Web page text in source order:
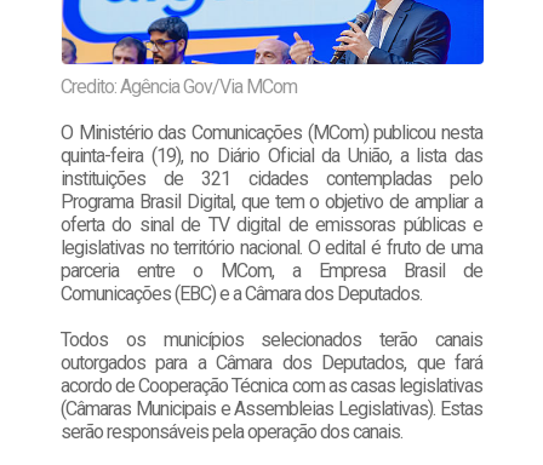
Credito: Agência Gov/Via MCom
O Ministério das Comunicações (MCom) publicou nesta
quinta-feira (19), no Diário Oficial da União, a lista das
instituições de 321 cidades contempladas pelo
Programa Brasil Digital, que tem o objetivo de ampliar a
oferta do sinal de TV digital de emissoras públicas e
legislativas no território nacional. O edital é fruto de uma
parceria entre o MCom, a Empresa Brasil de
Comunicações (EBC) e a Câmara dos Deputados.
Todos os municípios selecionados terão canais
outorgados para a Câmara dos Deputados, que fará
acordo de Cooperação Técnica com as casas legislativas
(Câmaras Municipais e Assembleias Legislativas). Estas
serão responsáveis pela operação dos canais.